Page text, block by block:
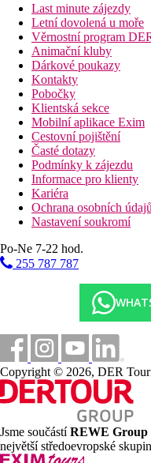
Last minute zájezdy
Letní dovolená u moře
Věrnostní program
Animační kluby
Dárkové poukazy
Kontakty
Pobočky
Klientská sekce
Mobilní aplikace Exim
Cestovní pojištění
Časté dotazy
Podmínky k zájezdu
Informace pro klienty
Kariéra
Ochrana osobních údajů
Nastavení soukromí
Po-Ne 7-22 hod.
255 787 787
Copyright © 2026, DER
Jsme součástíREWE Group
největší středoevropské